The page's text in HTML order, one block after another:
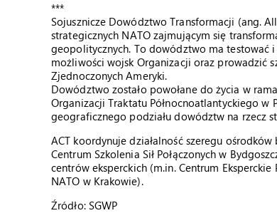
***
Sojusznicze Dowództwo Transformacji (ang.
strategicznych NATO zajmującym się
geopolitycznych. To dowództwo ma testować
możliwości wojsk Organizacji oraz prowadzić
Zjednoczonych Ameryki.
Dowództwo zostało powołane do życia w
Organizacji Traktatu Północnoatlantyckiego w
geograficznego podziału dowództw na rzecz
ACT koordynuje działalność szeregu
Centrum Szkolenia Sił Połączonych w
centrów eksperckich (m.in. Centrum
NATO w Krakowie).
Źródło: SGWP